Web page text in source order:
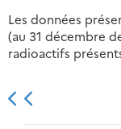
Les données
(au 31 décembre
radioactifs